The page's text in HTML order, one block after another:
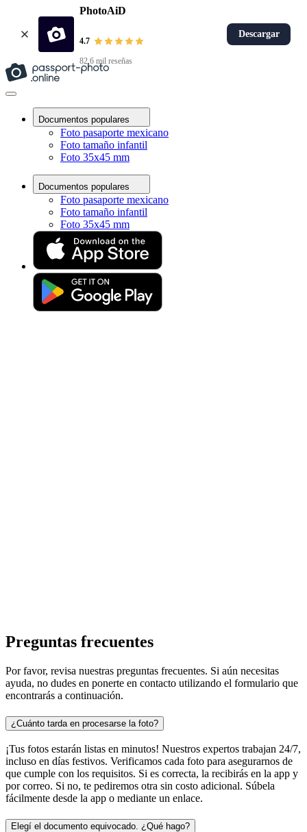
PhotoAiD
4.7
82,6 mil reseñas
Descargar
Documentos populares
Foto pasaporte mexicano
Foto tamaño infantil
Foto 35x45 mm
Documentos populares
Foto pasaporte mexicano
Foto tamaño infantil
Foto 35x45 mm
Preguntas frecuentes
Por favor, revisa nuestras preguntas frecuentes. Si aún necesitas
ayuda, no dudes en ponerte en contacto utilizando el formulario que
encontrarás a continuación.
¿Cuánto tarda en procesarse la foto?
¡Tus fotos estarán listas en minutos! Nuestros expertos trabajan 24/7,
incluso en días festivos. Verificamos cada foto para asegurarnos de
que cumple con los requisitos. Si es correcta, la recibirás en la app y
por correo. Si no, te pediremos otra sin costo adicional. Súbela
fácilmente desde la app o mediante un enlace.
Elegí el documento equivocado. ¿Qué hago?